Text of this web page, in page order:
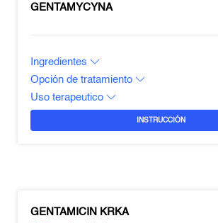
GENTAMYCYNA
Ingredientes
Opción de tratamiento
Uso terapeutico
INSTRUCCIÓN
GENTAMICIN KRKA